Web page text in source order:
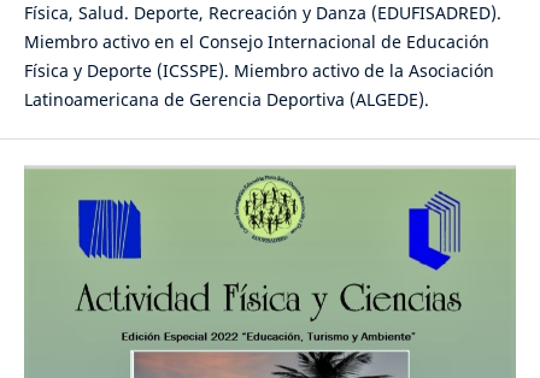
Física, Salud. Deporte, Recreación y Danza (EDUFISADRED).
Miembro activo en el Consejo Internacional de Educación
Física y Deporte (ICSSPE). Miembro activo de la Asociación
Latinoamericana de Gerencia Deportiva (ALGEDE).